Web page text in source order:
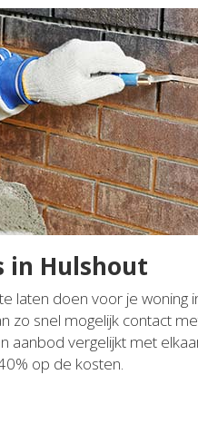
in Hulshout
laten doen voor je woning
zo snel mogelijk contact
aanbod vergelijkt met
op de kosten.